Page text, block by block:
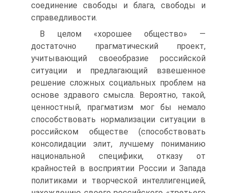
соединение свободы и блага, свободы и
справедливости.
В целом «хорошее общество» —
достаточно прагматический проект,
учитывающий своеобразие российской
ситуации и предлагающий взвешенное
решение сложных социальных проблем на
основе здравого смысла. Вероятно, такой,
ценностный, прагматизм мог бы немало
способствовать нормализации ситуации в
российском обществе (способствовать
консолидации элит, лучшему пониманию
национальной специфики, отказу от
крайностей в восприятии России и Запада
политиками и творческой интеллигенцией,